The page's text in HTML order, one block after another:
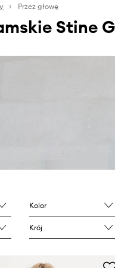
Przez głowę
Stine
Kolor
Krój